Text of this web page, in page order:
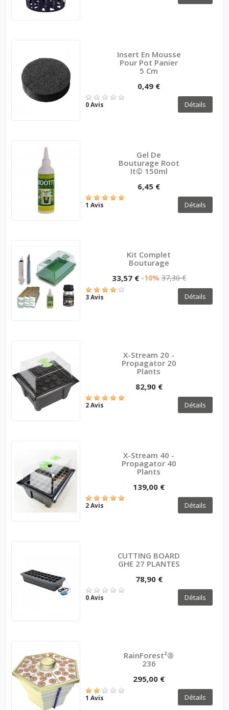
Insert En Mousse
Pour Pot Panier
5 Cm
0,49 €
0 Avis Détails
Gel De
Bouturage Root
It© 150ml
6,45 €
1 Avis Détails
Kit Complet
Bouturage
33,57 € -10% 37,30 €
3 Avis Détails
X-Stream 20 -
Propagator 20
Plants
82,90 €
2 Avis Détails
X-Stream 40 -
Propagator 40
Plants
139,00 €
2 Avis Détails
CUTTING BOARD
GHE 27 PLANTES
78,90 €
0 Avis Détails
RainForest²®
236
295,00 €
1 Avis Détails